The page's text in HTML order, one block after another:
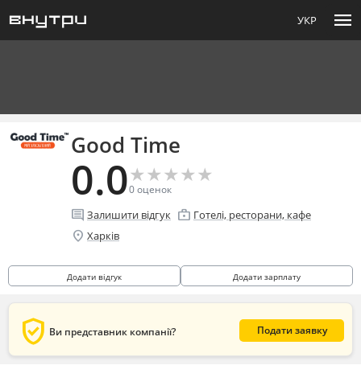
УКР menu
Good Time
0.0★
★★
★★
★★
★★
★
0оценок
comment Залишити відгук enterprise Готелі, ресторани, кафе
location_on Харків
Додати відгук Додати зарплату
verified_user Ви представник компанії? Подати заявку